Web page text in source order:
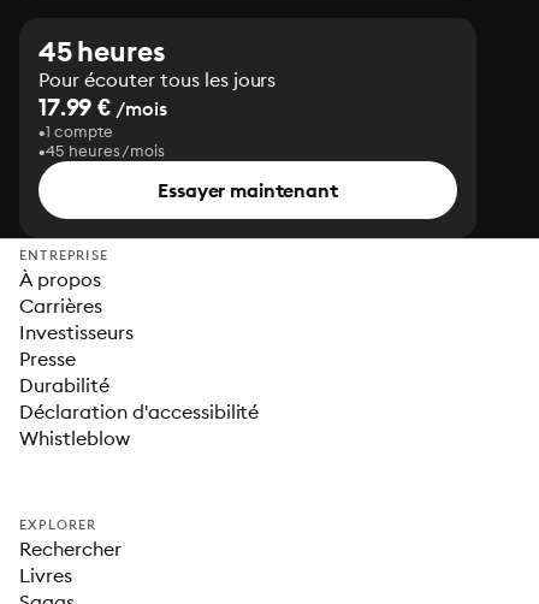
45 heures
Pour écouter tous les jours
17.99 € /mois
1 compte
45 heures/mois
Essayer maintenant
ENTREPRISE
À propos
Carrières
Investisseurs
Presse
Durabilité
Déclaration d'accessibilité
Whistleblow
EXPLORER
Rechercher
Livres